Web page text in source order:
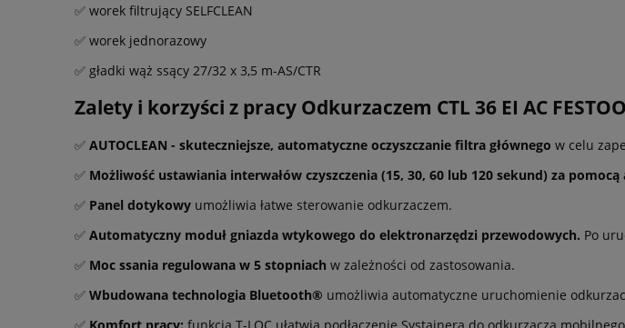
✅ worek filtrujący SELFCLEAN
✅ worek jednorazowy
✅ gładki wąż ssący 27/32 x 3,5 m-AS/CTR
Zalety i korzyści z pracy Odkurzaczem CTL 36 EI AC
✅ AUTOCLEAN - skuteczniejsze, automatyczne oczyszczanie filtra głównego w celu
✅ Możliwość ustawiania interwałów czyszczenia (15, 30, 60 lub 120 sekund) za pomocą
✅ Panel dotykowy umożliwia łatwe sterowanie odkurzaczem.
✅ Automatyczny moduł gniazda wtykowego do elektronarzędzi przewodowych. Po
✅ Moc ssania regulowana w 5 stopniach w zależności od zastosowania.
✅ Wbudowana technologia Bluetooth® umożliwia automatyczne uruchomienie